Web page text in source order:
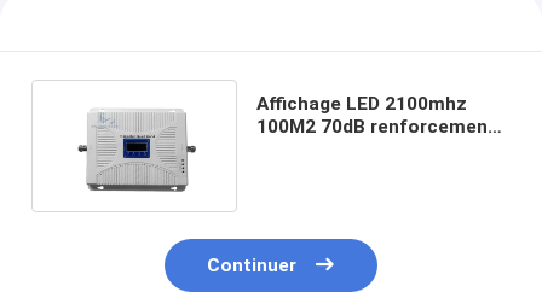
Affichage LED 2100mhz
100M2 70dB renforcement
Continuer